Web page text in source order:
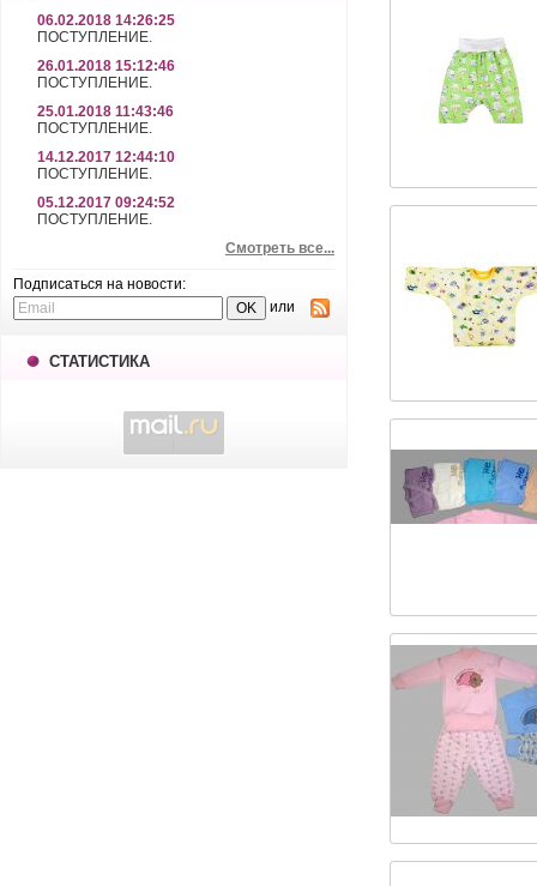
06.02.2018 14:26:25
ПОСТУПЛЕНИЕ.
26.01.2018 15:12:46
ПОСТУПЛЕНИЕ.
25.01.2018 11:43:46
ПОСТУПЛЕНИЕ.
14.12.2017 12:44:10
ПОСТУПЛЕНИЕ.
05.12.2017 09:24:52
ПОСТУПЛЕНИЕ.
Смотреть все...
Подписаться на новости:
или
СТАТИСТИКА